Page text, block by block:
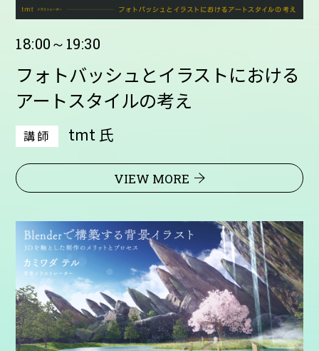
18:00～19:30
フォトバッシュとイラストにおける
アートスタイルの考え
講師 tmt 氏
VIEW MORE